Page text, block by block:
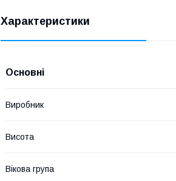
Характеристики
Основні
Виробник
Висота
Вікова група